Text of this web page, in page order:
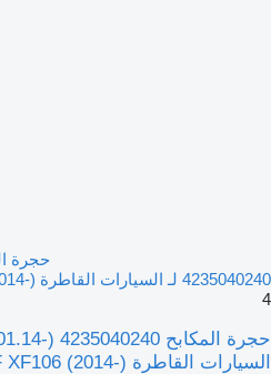
4235040240 لـ السيارات القاطرة DAF XF106 (2014-)
4
السيارات القاطرة DAF XF106 (2014-)